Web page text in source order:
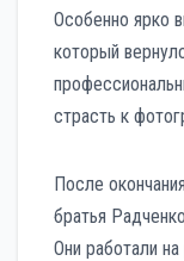
Особенно ярко
который
страсть к
После
братья
Они работали